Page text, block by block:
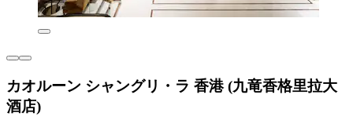
カオルーン シャングリ・ラ 香港 (九竜香格里拉大
酒店)